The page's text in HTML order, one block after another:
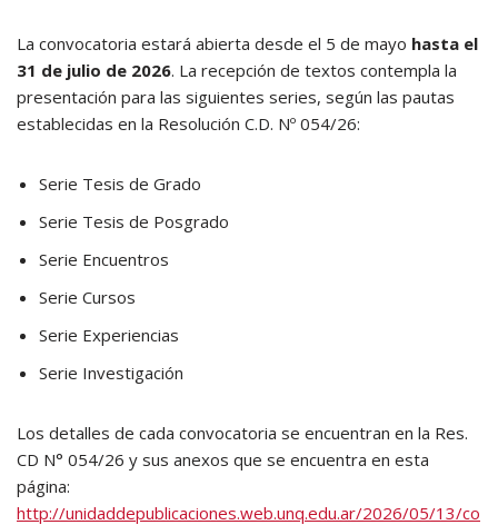
La convocatoria estará abierta desde el 5 de mayo hasta el
31 de julio de 2026. La recepción de textos contempla la
presentación para las siguientes series, según las pautas
establecidas en la Resolución C.D. Nº 054/26:
Serie Tesis de Grado
Serie Tesis de Posgrado
Serie Encuentros
Serie Cursos
Serie Experiencias
Serie Investigación
Los detalles de cada convocatoria se encuentran en la Res.
CD N° 054/26 y sus anexos que se encuentra en esta
página:
http://unidaddepublicaciones.web.unq.edu.ar/2026/05/13/co